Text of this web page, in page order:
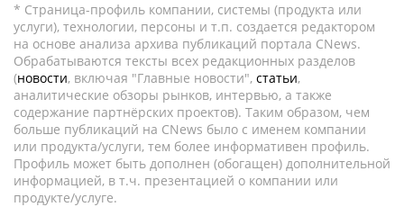
* Страница-профиль компании, системы (продукта или
услуги), технологии, персоны и т.п. создается редактором
на основе анализа архива публикаций портала CNews.
Обрабатываются тексты всех редакционных разделов
(новости, включая "Главные новости", статьи,
аналитические обзоры рынков, интервью, а также
содержание партнёрских проектов). Таким образом, чем
больше публикаций на CNews было с именем компании
или продукта/услуги, тем более информативен профиль.
Профиль может быть дополнен (обогащен) дополнительной
информацией, в т.ч. презентацией о компании или
продукте/услуге.